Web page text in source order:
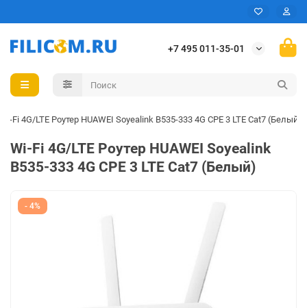
+7 495 011-35-01
Wi-Fi 4G/LTE Роутер HUAWEI Soyealink B535-333 4G CPE 3 LTE Cat7 (Белый)
Wi-Fi 4G/LTE Роутер HUAWEI Soyealink
B535-333 4G CPE 3 LTE Cat7 (Белый)
- 4%